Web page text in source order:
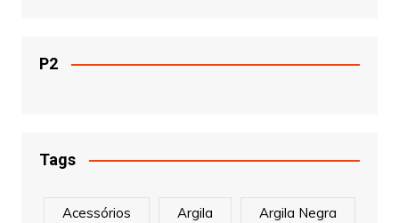
P2
Tags
Acessórios Argila Argila Negra